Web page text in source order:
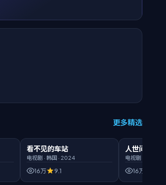
更多精选
精选
看不见的车站
电视剧 · 韩国 · 2024
16万 9.1
精选
人世间 第一
电视剧
16万